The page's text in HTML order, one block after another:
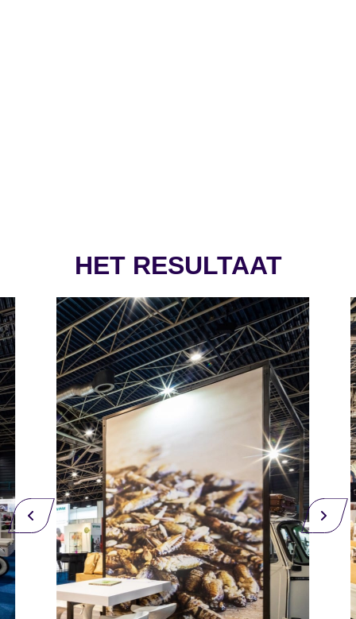
HET RESULTAAT